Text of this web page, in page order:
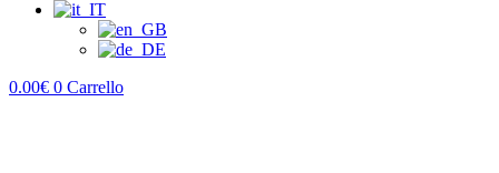
0.00€ 0 Carrello